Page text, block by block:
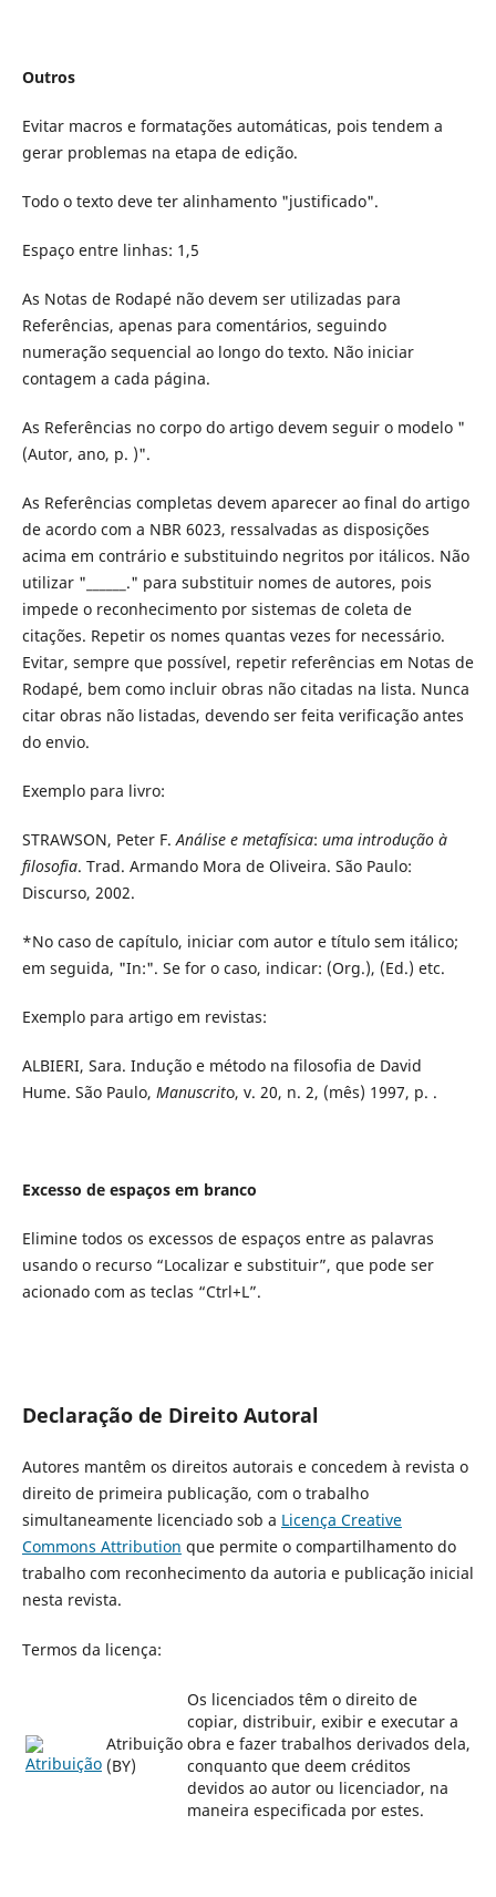
Outros
Evitar macros e formatações automáticas, pois tendem a
gerar problemas na etapa de edição.
Todo o texto deve ter alinhamento "justificado".
Espaço entre linhas: 1,5
As Notas de Rodapé não devem ser utilizadas para
Referências, apenas para comentários, seguindo
numeração sequencial ao longo do texto. Não iniciar
contagem a cada página.
As Referências no corpo do artigo devem seguir o modelo "
(Autor, ano, p. )".
As Referências completas devem aparecer ao final do artigo
de acordo com a NBR 6023, ressalvadas as disposições
acima em contrário e substituindo negritos por itálicos. Não
utilizar "______." para substituir nomes de autores, pois
impede o reconhecimento por sistemas de coleta de
citações. Repetir os nomes quantas vezes for necessário.
Evitar, sempre que possível, repetir referências em Notas de
Rodapé, bem como incluir obras não citadas na lista. Nunca
citar obras não listadas, devendo ser feita verificação antes
do envio.
Exemplo para livro:
STRAWSON, Peter F.Análise e metafísica: uma introdução à
filosofia. Trad. Armando Mora de Oliveira. São Paulo:
Discurso, 2002.
*No caso de capítulo, iniciar com autor e título sem itálico;
em seguida, "In:". Se for o caso, indicar: (Org.), (Ed.) etc.
Exemplo para artigo em revistas:
ALBIERI, Sara. Indução e método na filosofia de David
Hume. São Paulo, Manuscrito, v. 20, n. 2, (mês) 1997, p. .
Excesso de espaços em branco
Elimine todos os excessos de espaços entre as palavras
usando o recurso “Localizar e substituir”, que pode ser
acionado com as teclas “Ctrl+L”.
Declaração de Direito Autoral
Autores mantêm os direitos autorais e concedem à revista o
direito de primeira publicação, com o trabalho
simultaneamente licenciado sob a Licença Creative
Commons Attribution que permite o compartilhamento do
trabalho com reconhecimento da autoria e publicação inicial
nesta revista.
Termos da licença:
Atribuição
(BY)
Os licenciados têm o direito de
copiar, distribuir, exibir e executar a
obra e fazer trabalhos derivados dela,
conquanto que deem créditos
devidos ao autor ou licenciador, na
maneira especificada por estes.